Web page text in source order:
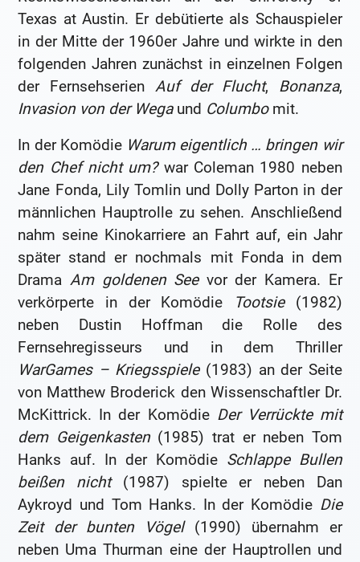
Texas at Austin. Er debütierte als Schauspieler
in der Mitte der 1960er Jahre und wirkte in den
folgenden Jahren zunächst in einzelnen Folgen
der Fernsehserien Auf der Flucht, Bonanza,
Invasion von der Wegaund Columbomit.
In der Komödie Warum eigentlich … bringen wir
den Chef nicht um?war Coleman 1980 neben
Jane Fonda, Lily Tomlin und Dolly Parton in der
männlichen Hauptrolle zu sehen. Anschließend
nahm seine Kinokarriere an Fahrt auf, ein Jahr
später stand er nochmals mit Fonda in dem
DramaAm goldenen Seevor der Kamera. Er
verkörperte in der Komödie
Tootsie(1982)
neben Dustin Hoffman die Rolle des
Fernsehregisseurs und in dem Thriller
WarGames – Kriegsspiele(1983) an der Seite
von Matthew Broderick den Wissenschaftler Dr.
McKittrick. In der Komödie Der Verrückte mit
dem Geigenkasten(1985) trat er neben Tom
Hanks auf. In der Komödie Schlappe Bullen
beißen nicht(1987) spielte er neben Dan
Aykroyd und Tom Hanks. In der Komödie Die
Zeit der bunten Vögel(1990) übernahm er
neben Uma Thurman eine der Hauptrollen und